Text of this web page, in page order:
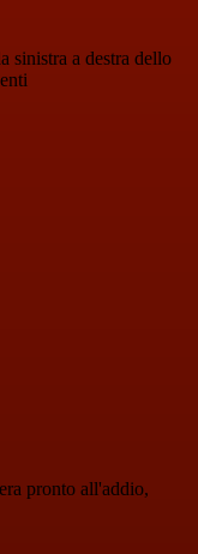
sinistra a destra dello
pronto all'addio,